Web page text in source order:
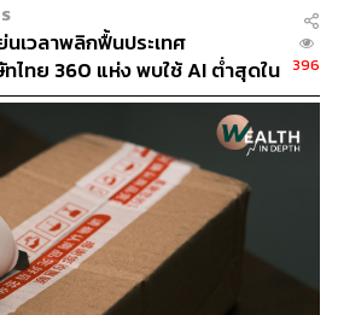
เวลาพลิกฟื้นประเทศ
ไทย 360 แห่ง พบใช้ AI ต่ำสุดใน
นจีเรียเกือบ 4 เท่า
396